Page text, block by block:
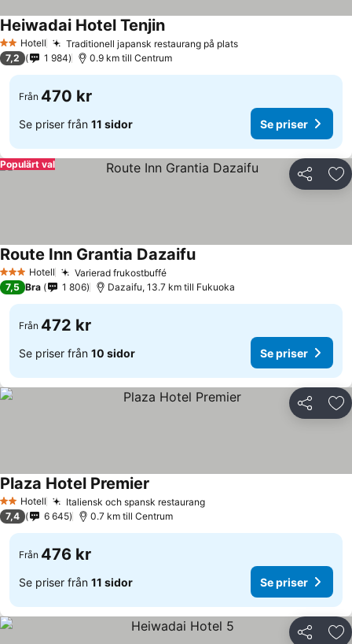
2 Stjärnor
Hotell Traditionell japansk restaurang på plats
Heiwadai Hotel Tenjin
7,2 1 984 0.9 km till Centrum
Från 470 kr
Se priser från 11 sidor Se priser
Dela
Populärt val
3 StjärnorHotell Varierad frukostbuffé
Route Inn Grantia Dazaifu
7,5 Bra 1 806 Dazaifu, 13.7 km till Fukuoka
Från 472 kr
Se priser från 10 sidor Se priser
Dela
2 Stjärnor
Hotell Italiensk och spansk restaurang
Plaza Hotel Premier
7,4 6 645 0.7 km till Centrum
Från 476 kr
Se priser från 11 sidor Se priser
Dela